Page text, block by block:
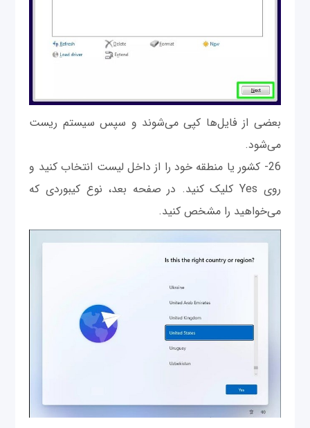
بعضی از فایل‌ها کپی می‌شوند و سپس سیستم ریست
می‌شود.
26- کشور یا منطقه خود را از داخل لیست انتخاب کنید و
روی Yes کلیک کنید. در صفحه بعد، نوع کیبوردی که
می‌خواهید را مشخص کنید.